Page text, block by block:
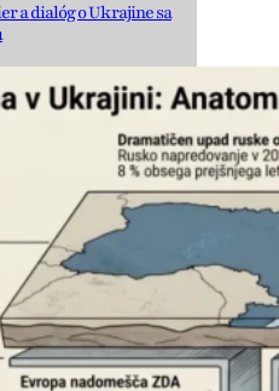
a dialóg o Ukrajine sa